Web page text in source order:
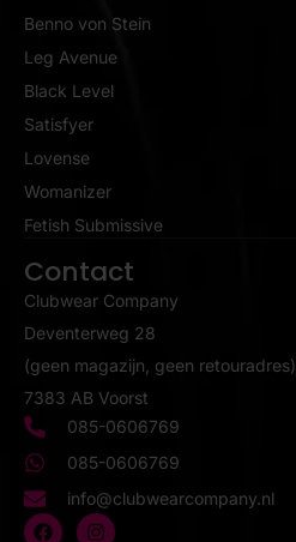
Benno von Stein
Leg Avenue
Black Level
Satisfyer
Lovense
Womanizer
Fetish Submissive
Contact
Clubwear Company
Deventerweg 28
(geen magazijn, geen retouradres)
7383 AB Voorst
085-0606769
085-0606769
info@clubwearcompany.nl